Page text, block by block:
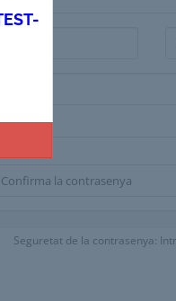
Seguretat de la contrasenya: